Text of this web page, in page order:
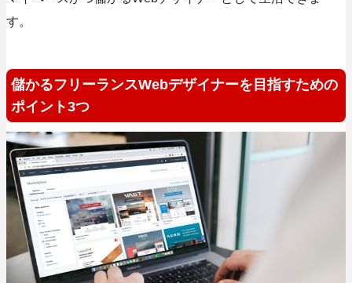
す。
儲かるフリーランスWebデザイナーを目指すための
ポイント3つ